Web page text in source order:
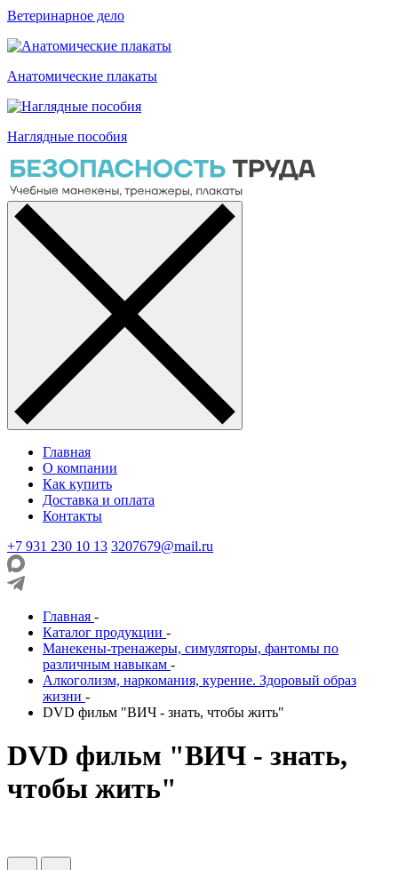
Ветеринарное дело
Анатомические плакаты
Наглядные пособия
Главная
О компании
Как купить
Доставка и оплата
Контакты
+7 931 230 10 13 3207679@mail.ru
Главная -
Каталог продукции -
Манекены-тренажеры, симуляторы, фантомы по
различным навыкам -
Алкоголизм, наркомания, курение. Здоровый образ
жизни -
DVD фильм "ВИЧ - знать, чтобы жить"
DVD фильм "ВИЧ - знать,
чтобы жить"